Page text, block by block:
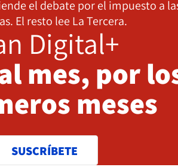
el debate por el impuesto a
El resto lee La Tercera.
Digital+
mes, por
meses
SUSCRÍBETE